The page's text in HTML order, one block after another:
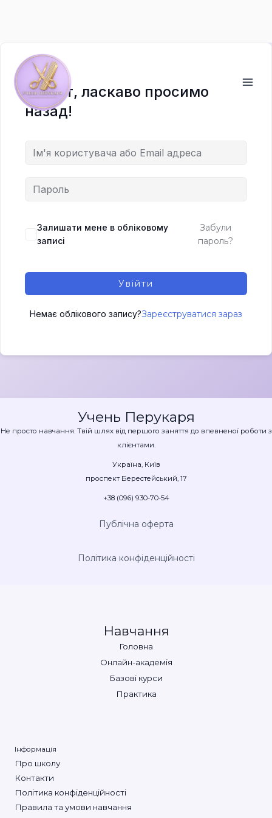
вмісту
Привіт, ласкаво просимо
назад!
Залишати мене в обліковому
записі
Забули
пароль?
Увійти
Немає облікового запису?Зареєструватися зараз
Учень Перукаря
Не просто навчання. Твій шлях від першого заняття до впевненої роботи з
клієнтами.
Україна, Київ
проспект Берестейський, 17
+38 (096) 930-70-54
Публічна оферта
Політика конфіденційності
Навчання
Головна
Онлайн-академія
Базові курси
Практика
Інформація
Про школу
Контакти
Політика конфіденційності
Правила та умови навчання